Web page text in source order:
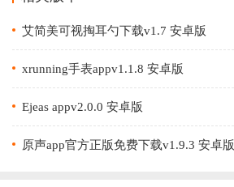
艾简美可视掏耳勺下载v1.7 安卓版
xrunning手表appv1.1.8 安卓版
Ejeas appv2.0.0 安卓版
原声app官方正版免费下载v1.9.3 安卓版